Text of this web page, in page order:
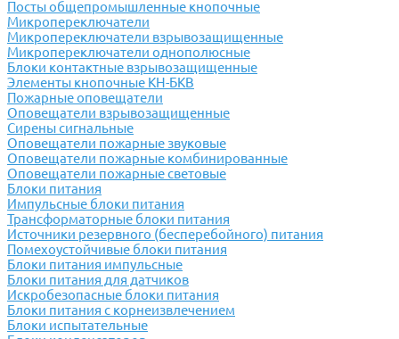
Посты общепромышленные кнопочные
Микропереключатели
Микропереключатели взрывозащищенные
Микропереключатели однополюсные
Блоки контактные взрывозащищенные
Элементы кнопочные КН-БКВ
Пожарные оповещатели
Оповещатели взрывозащищенные
Сирены сигнальные
Оповещатели пожарные звуковые
Оповещатели пожарные комбинированные
Оповещатели пожарные световые
Блоки питания
Импульсные блоки питания
Трансформаторные блоки питания
Источники резервного (бесперебойного) питания
Помехоустойчивые блоки питания
Блоки питания импульсные
Блоки питания для датчиков
Искробезопасные блоки питания
Блоки питания с корнеизвлечением
Блоки испытательные